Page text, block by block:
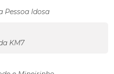
Pessoa Idosa
KM7